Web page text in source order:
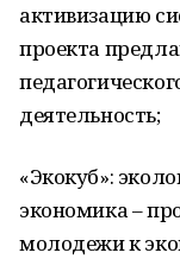
активизацию
проекта
деятельность;
«Экокуб»:
экономика –
молодежи к